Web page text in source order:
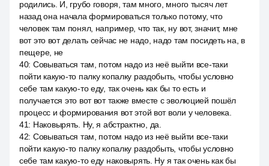
родились. И, грубо говоря, там много, много тысяч лет
назад она начала формироваться только потому, что
человек там понял, например, что так, ну вот, значит, мне
вот это вот делать сейчас не надо, надо там посидеть на, в
пещере, не
40: Совываться там, потом надо из неё выйти все-таки
пойти какую-то палку копалку раздобыть, чтобы условно
себе там какую-то еду, так очень как бы то есть и
получается это вот вот также вместе с эволюцией пошёл
процесс и формирования вот этой вот воли у человека.
41: Наковырять. Ну, я абстрактно, да.
42: Совываться там, потом надо из неё выйти все-таки
пойти какую-то палку копалку раздобыть, чтобы условно
себе там какую-то еду наковырять. Ну я так очень как бы